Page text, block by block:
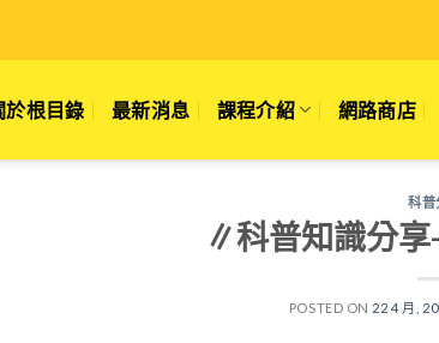
於根目錄 最新消息 課程介紹 網路商店
科普
∥科普知識分
POSTED ON 22 4 月,